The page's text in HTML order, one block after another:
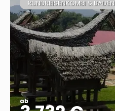
RUNDREISENKOMBI & BADEN
ab